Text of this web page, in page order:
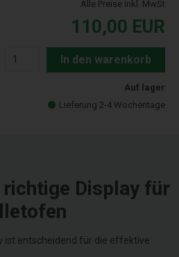
Alle Preise inkl. MwSt
110,00 EUR
In den warenkorb
Auf lager
Lieferung 2-4 Wochentage
richtige Display für
ist entscheidend für die effektive